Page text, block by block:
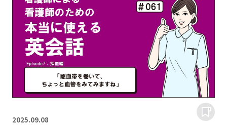
2025.09.08